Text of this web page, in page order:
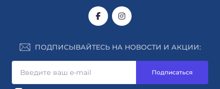
ПОДПИСЫВАЙТЕСЬ НА НОВОСТИ И АКЦИИ:
Подписаться